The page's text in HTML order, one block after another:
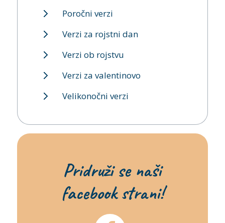
Poročni verzi
Verzi za rojstni dan
Verzi ob rojstvu
Verzi za valentinovo
Velikonočni verzi
Pridruži se naši
facebook strani!